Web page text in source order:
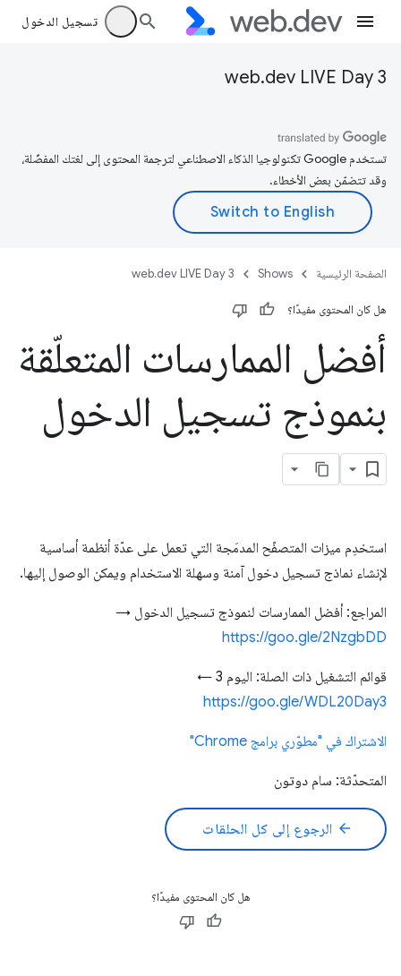
تسجيل الدخول
web.dev LIVE Day 3
تستخدم Google تكنولوجيا الذكاء الاصطناعي لترجمة المحتوى إلى لغتك المفضّلة،
وقد تتضمّن بعض الأخطاء.
الصفحة الرئيسية Shows
web.dev LIVE Day 3
هل كان المحتوى مفيدًا؟
أفضل الممارسات المتعلّقة
بنموذج تسجيل الدخول
استخدِم ميزات المتصفّح المدمَجة التي تعمل على عدّة أنظمة أساسية
لإنشاء نماذج تسجيل دخول آمنة وسهلة الاستخدام ويمكن الوصول إليها.
المراجع: أفضل الممارسات لنموذج تسجيل الدخول →
https://goo.gle/2NzgbDD
قوائم التشغيل ذات الصلة: اليوم 3 ←
https://goo.gle/WDL20Day3
الاشتراك في "مطوّري برامج Chrome"
المتحدّثة: سام دوتون
arrow_back الرجوع إلى كل الحلقات
هل كان المحتوى مفيدًا؟